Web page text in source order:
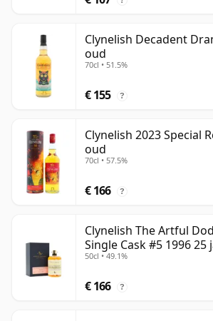
Clynelish Decadent
oud
70cl • 51.5%
€ 155 ?
Clynelish 2023 Special
oud
70cl • 57.5%
€ 166 ?
Clynelish The Artful
Single Cask #5 1996 25
50cl • 49.1%
€ 166 ?